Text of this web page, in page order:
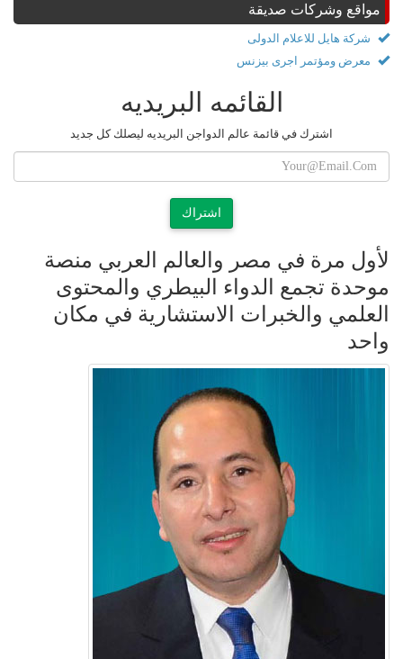
مواقع وشركات صديقة
شركة هايل للاعلام الدولى
معرض ومؤتمر اجرى بيزنس
القائمه البريديه
اشترك في قائمة عالم الدواجن البريديه ليصلك كل جديد
اشتراك
لأول مرة في مصر والعالم العربي منصة
موحدة تجمع الدواء البيطري والمحتوى
العلمي والخبرات الاستشارية في مكان
واحد